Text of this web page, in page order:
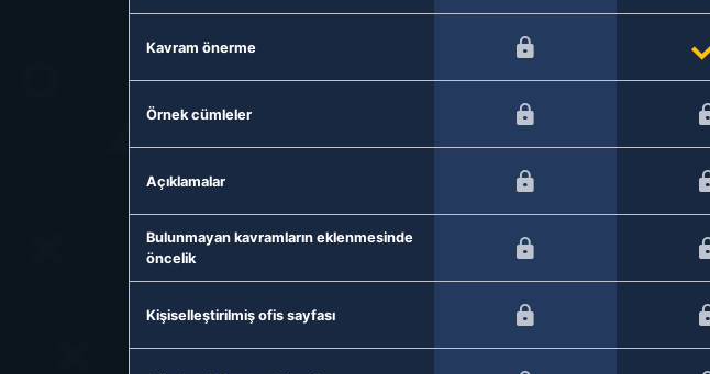
Kavram önerme
Örnek cümleler
Açıklamalar
Bulunmayan kavramların eklenmesinde
öncelik
Kişiselleştirilmiş ofis sayfası